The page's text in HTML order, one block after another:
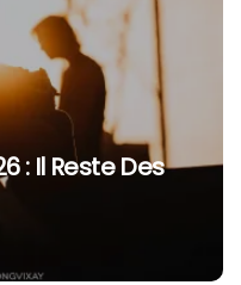
: Il Reste Des